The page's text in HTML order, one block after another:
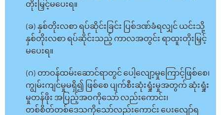
တိုးမြှင့်မပေးရ။
(ခ) နှစ်တိုးလစာ ရပ်ဆိုင်းခြင်း ပြစ်ဒဏ်ခံရလျှင် ယင်းသို့
နှစ်တိုးလစာ ရပ်ဆိုင်းသည့် ကာလအတွင်း ရာထူးတိုးမြှင့်
မပေးရ။
(ဂ) တာဝန်ထမ်းဆောင်ရာတွင် ပေါ့လျော့မှုကြောင့်ဖြစ်စေ၊
ကျွမ်းကျင်မှုမရှိ၍ ဖြစ်စေ ပျက်စီးဆုံးရှုံးမှုအတွက် ဆုံးရှုံး
မှုတန်ဖိုး အပြည့်အဝကိုသော် လည်းကောင်း၊
တစ်စိတ်တစ်ဒေသကိုသော်လည်းကောင်း ပေးလျော်ရ